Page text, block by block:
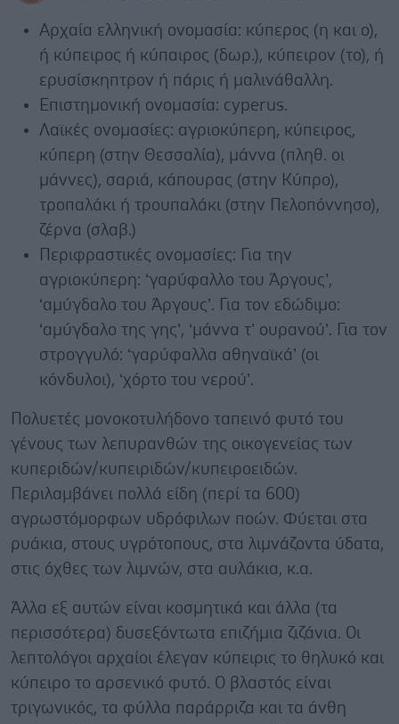
Αρχαία ελληνική ονομασία: κύπερος (η και ο),
ή κύπειρος ή κύπαιρος (δωρ.), κύπειρον (το), ή
ερυσίσκηπτρον ή πάρις ή μαλινάθαλλη.
Επιστημονική ονομασία: cyperus.
Λαϊκές ονομασίες: αγριοκύπερη, κύπειρος,
κύπερη (στην Θεσσαλία), μάννα (πληθ. οι
μάννες), σαριά, κάπουρας (στην Κύπρο),
τροπαλάκι ή τρουπαλάκι (στην Πελοπόννησο),
ζέρνα (σλαβ.)
Περιφραστικές ονομασίες: Για την
αγριοκύπερη: ‘γαρύφαλλο του Άργους’,
‘αμύγδαλο του Άργους’. Για τον εδώδιμο:
‘αμύγδαλο της γης’, ‘μάννα τ’ ουρανού’. Για τον
στρογγυλό: ‘γαρύφαλλα αθηναϊκά’ (οι
κόνδυλοι), ‘χόρτο του νερού’.
Πολυετές μονοκοτυλήδονο ταπεινό φυτό του
γένους των λεπυρανθών της οικογενείας των
κυπεριδών/κυπειριδών/κυπειροειδών.
Περιλαμβάνει πολλά είδη (περί τα 600)
αγρωστόμορφων υδρόφιλων ποών. Φύεται στα
ρυάκια, στους υγρότοπους, στα λιμνάζοντα ύδατα,
στις όχθες των λιμνών, στα αυλάκια, κ.α.
Άλλα εξ αυτών είναι κοσμητικά και άλλα (τα
περισσότερα) δυσεξόντωτα επιζήμια ζιζάνια. Οι
λεπτολόγοι αρχαίοι έλεγαν κύπειρις το θηλυκό και
κύπειρο το αρσενικό φυτό. Ο βλαστός είναι
τριγωνικός, τα φύλλα παράρριζα και τα άνθη